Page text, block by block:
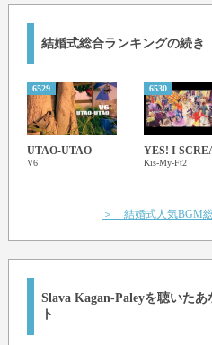
結婚式総合ランキングの続き
6529
UTAO-UTAO
V6
6530
YES! I
Kis-My-Ft2
＞ 結婚式人気BGM
Slava Kagan-Paleyを聴いたあ
ト